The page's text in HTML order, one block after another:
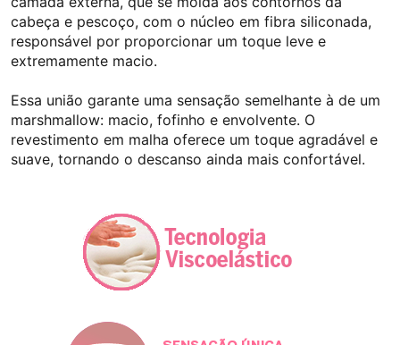
cabeça e pescoço, com o núcleo em fibra siliconada,
responsável por proporcionar um toque leve e
extremamente macio.
Essa união garante uma sensação semelhante à de um
marshmallow: macio, fofinho e envolvente. O
revestimento em malha oferece um toque agradável e
suave, tornando o descanso ainda mais confortável.